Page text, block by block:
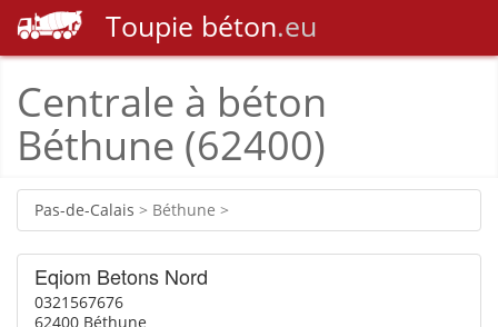
Toupie béton.eu
Centrale à béton
Béthune (62400)
Pas-de-Calais > Béthune >
Eqiom Betons Nord
0321567676
62400 Béthune